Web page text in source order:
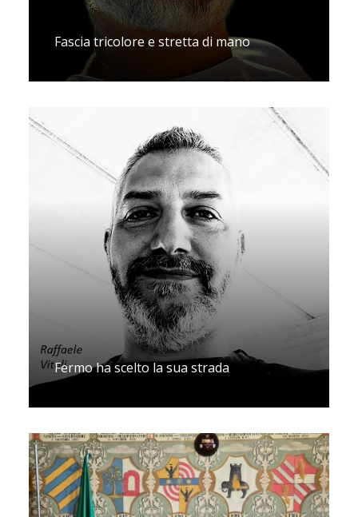
Fascia tricolore e stretta di mano
Fermo ha scelto la sua strada